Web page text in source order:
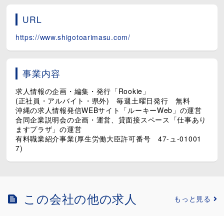
URL
https://www.shigotoarimasu.com/
事業内容
求人情報の企画・編集・発行「Rookie」
(正社員・アルバイト・県外) 毎週土曜日発行 無料
沖縄の求人情報発信WEBサイト「ルーキーWeb」の運営
合同企業説明会の企画・運営、貸面接スペース「仕事あり
ますプラザ」の運営
有料職業紹介事業(厚生労働大臣許可番号 47-ュ-01001
7)
この会社の他の求人 もっと見る